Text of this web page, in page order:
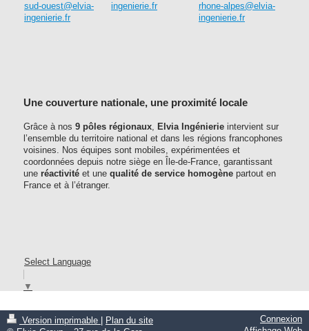
sud-ouest@elvia-
ingenierie.fr
ingenierie.fr
rhone-alpes@elvia-
ingenierie.fr
Une couverture nationale, une proximité locale
Grâce à nos 9 pôles régionaux, Elvia Ingénierie intervient sur
l’ensemble du territoire national et dans les régions francophones
voisines. Nos équipes sont mobiles, expérimentées et
coordonnées depuis notre siège en Île-de-France, garantissant
une réactivité et une qualité de service homogène partout en
France et à l’étranger.
Select Language
▼
Version imprimable
Plan du site
Connexion